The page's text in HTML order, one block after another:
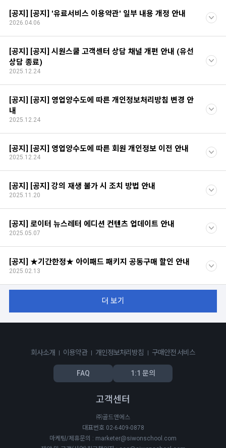
[공지] [공지] '유료서비스 이용약관' 일부 내용 개정 안내
2026.04.06
[공지] [공지] 시원스쿨 고객센터 상담 채널 개편 안내 (유선
상담 종료)
2025.12.24
[공지] [공지] 영업양수도에 따른 개인정보처리방침 변경 안
내
2025.12.24
[공지] [공지] 영업양수도에 따른 회원 개인정보 이전 안내
2025.12.24
[공지] [공지] 강의 재생 불가 시 조치 방법 안내
2025.11.20
[공지] 로이터 뉴스레터 에디션 컨텐츠 업데이트 안내
2025.05.07
[공지] ★기간한정★ 아이패드 패키지 공동구매 할인 안내
2025.02.13
더 보기
회사소개 이용약관 개인정보처리방침 구매안전 서비스
FAQ 1:1 문의
고객센터
㈜골드앤에스
대표번호 02-6409-0878
마케팅/제휴문의 : marketer@siwonschool.com